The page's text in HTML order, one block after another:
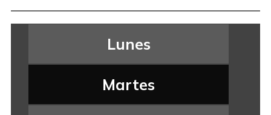
Lunes
Martes